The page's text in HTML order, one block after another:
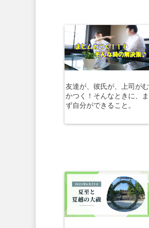
友達が、彼氏が、上司がむ
かつく！そんなときに、ま
ず自分ができること。